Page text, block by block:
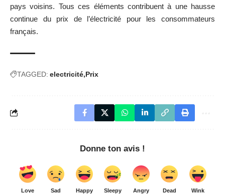
pays voisins. Tous ces éléments contribuent à une hausse
continue du prix de l’électricité pour les consommateurs
français.
TAGGED: electricité Prix
Donne ton avis !
Love Sad Happy Sleepy Angry Dead Wink